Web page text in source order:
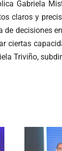
Gabriela
claros y
de decisiones
ciertas
Triviño,